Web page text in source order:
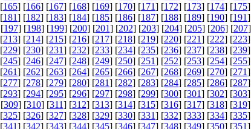
[165] [166] [167] [168] [169] [170] [171] [172] [173] [174] [175
[181] [182] [183] [184] [185] [186] [187] [188] [189] [190] [191
[197] [198] [199] [200] [201] [202] [203] [204] [205] [206] [207
[213] [214] [215] [216] [217] [218] [219] [220] [221] [222] [223
[229] [230] [231] [232] [233] [234] [235] [236] [237] [238] [239
[245] [246] [247] [248] [249] [250] [251] [252] [253] [254] [255
[261] [262] [263] [264] [265] [266] [267] [268] [269] [270] [271
[277] [278] [279] [280] [281] [282] [283] [284] [285] [286] [287
[293] [294] [295] [296] [297] [298] [299] [300] [301] [302] [303
[309] [310] [311] [312] [313] [314] [315] [316] [317] [318] [319
[325] [326] [327] [328] [329] [330] [331] [332] [333] [334] [335
[341] [342] [343] [344] [345] [346] [347] [348] [349] [350] [351